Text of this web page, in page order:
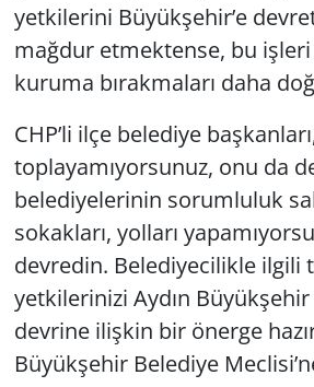
yetkilerini Büyükşehir’e
mağdur etmektense, bu
kuruma bırakmaları daha
CHP’li ilçe belediye
toplayamıyorsunuz, onu da
belediyelerinin sorumluluk
sokakları, yolları
devredin. Belediyecilikle ilgili
yetkilerinizi Aydın Büyükşehir
devrine ilişkin bir önerge
Büyükşehir Belediye